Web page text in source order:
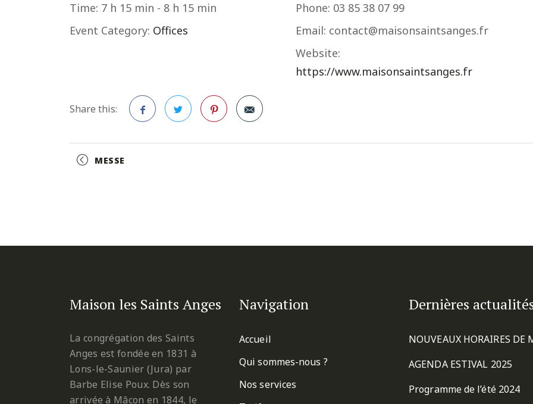
Time: 7 h 15 min - 8 h 15 min
Event Category: Offices
Phone: 03 85 38 07 99
Email: contact@maisonsaintsanges.fr
Website:
https://www.maisonsaintsanges.fr
Share this:
Event
MESSE
Maison les Saints Anges
La congrégation des Saints
Anges est fondée en 1831 à
Lons-le-Saunier (Jura) par
Barbe Elise Poux. Dès son
arrivée à Mâcon en 1844, le
Navigation
Accueil
Qui sommes-nous ?
Nos services
Dernières
NOUVEAUX HORAIRES DE
AGENDA ESTIVAL 2025
Programme de l’été 2024